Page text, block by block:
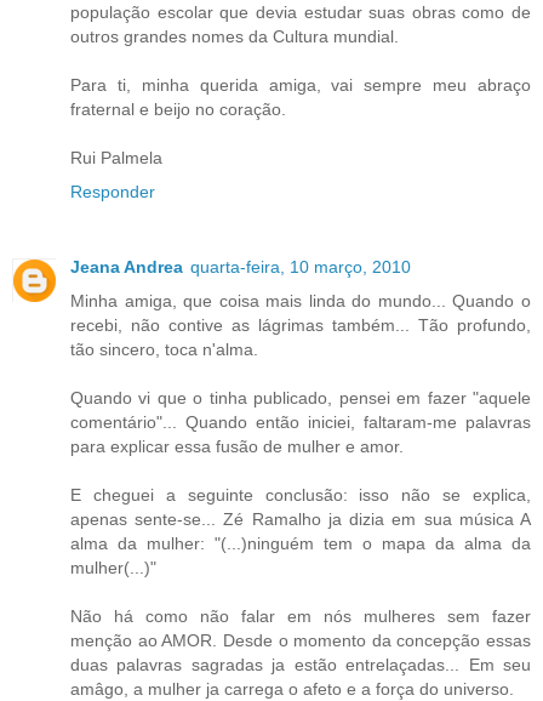
população escolar que devia estudar suas obras como de
outros grandes nomes da Cultura mundial.
Para ti, minha querida amiga, vai sempre meu abraço
fraternal e beijo no coração.
Rui Palmela
Responder
Jeana Andrea quarta-feira, 10 março, 2010
Minha amiga, que coisa mais linda do mundo... Quando o
recebi, não contive as lágrimas também... Tão profundo,
tão sincero, toca n'alma.
Quando vi que o tinha publicado, pensei em fazer "aquele
comentário"... Quando então iniciei, faltaram-me palavras
para explicar essa fusão de mulher e amor.
E cheguei a seguinte conclusão: isso não se explica,
apenas sente-se... Zé Ramalho ja dizia em sua música A
alma da mulher: "(...)ninguém tem o mapa da alma da
mulher(...)"
Não há como não falar em nós mulheres sem fazer
menção ao AMOR. Desde o momento da concepção essas
duas palavras sagradas ja estão entrelaçadas... Em seu
amâgo, a mulher ja carrega o afeto e a força do universo.